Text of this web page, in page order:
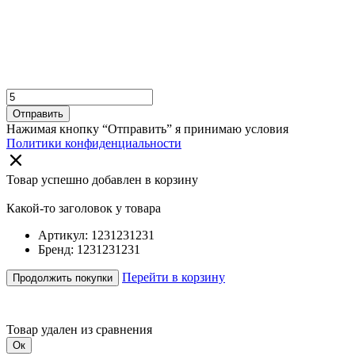
Отправить
Нажимая кнопку “Отправить” я принимаю условия
Политики конфиденциальности
Товар успешно добавлен в корзину
Какой-то заголовок у товара
Артикул: 1231231231
Бренд: 1231231231
Продолжить покупки Перейти в корзину
Товар удален из сравнения
Ок